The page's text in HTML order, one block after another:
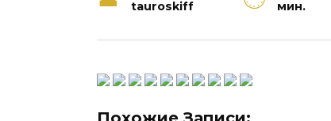
tauroskiff мин.